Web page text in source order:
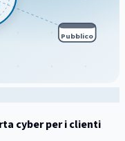
Pubblico
cyber per i clienti